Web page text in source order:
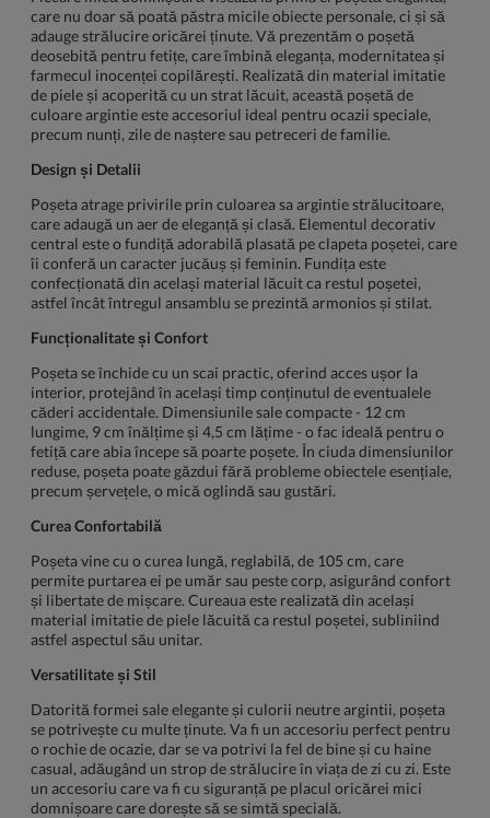
care nu doar să poată păstra micile obiecte personale, ci și să
adauge strălucire oricărei ținute. Vă prezentăm o poșetă
deosebită pentru fetițe, care îmbină eleganța, modernitatea și
farmecul inocenței copilărești. Realizată din material imitatie
de piele și acoperită cu un strat lăcuit, această poșetă de
culoare argintie este accesoriul ideal pentru ocazii speciale,
precum nunți, zile de naștere sau petreceri de familie.
Design și Detalii
Poșeta atrage privirile prin culoarea sa argintie strălucitoare,
care adaugă un aer de eleganță și clasă. Elementul decorativ
central este o fundiță adorabilă plasată pe clapeta poșetei, care
îi conferă un caracter jucăuș și feminin. Fundița este
confecționată din același material lăcuit ca restul poșetei,
astfel încât întregul ansamblu se prezintă armonios și stilat.
Funcționalitate și Confort
Poșeta se închide cu un scai practic, oferind acces ușor la
interior, protejând în același timp conținutul de eventualele
căderi accidentale. Dimensiunile sale compacte - 12 cm
lungime, 9 cm înălțime și 4,5 cm lățime - o fac ideală pentru o
fetiță care abia începe să poarte poșete. În ciuda dimensiunilor
reduse, poșeta poate găzdui fără probleme obiectele esențiale,
precum șervețele, o mică oglindă sau gustări.
Curea Confortabilă
Poșeta vine cu o curea lungă, reglabilă, de 105 cm, care
permite purtarea ei pe umăr sau peste corp, asigurând confort
și libertate de mișcare. Cureaua este realizată din același
material imitatie de piele lăcuită ca restul poșetei, subliniind
astfel aspectul său unitar.
Versatilitate și Stil
Datorită formei sale elegante și culorii neutre argintii, poșeta
se potrivește cu multe ținute. Va fi un accesoriu perfect pentru
o rochie de ocazie, dar se va potrivi la fel de bine și cu haine
casual, adăugând un strop de strălucire în viața de zi cu zi. Este
un accesoriu care va fi cu siguranță pe placul oricărei mici
domnișoare care dorește să se simtă specială.